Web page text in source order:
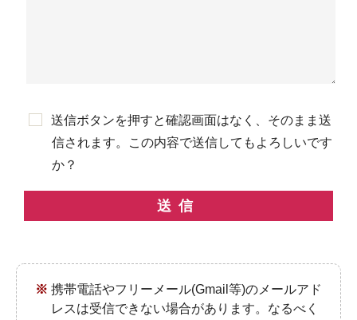
送信ボタンを押すと確認画面はなく、そのまま送
信されます。この内容で送信してもよろしいです
か？
携帯電話やフリーメール(Gmail等)のメールアド
レスは受信できない場合があります。なるべく